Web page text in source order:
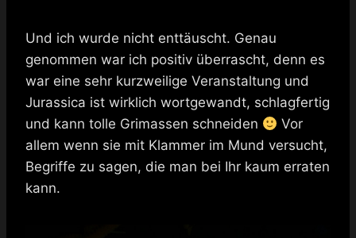
Und ich wurde nicht enttäuscht. Genau
genommen war ich positiv überrascht, denn es
war eine sehr kurzweilige Veranstaltung und
Jurassica ist wirklich wortgewandt, schlagfertig
und kann tolle Grimassen schneiden
Vor
allem wenn sie mit Klammer im Mund versucht,
Begriffe zu sagen, die man bei Ihr kaum erraten
kann.